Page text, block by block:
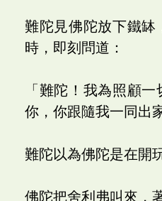
難陀見佛陀放下鐵缽
時，即刻問道：
「難陀！我為照顧
你，你跟隨我一同出
難陀以為佛陀是在開
佛陀把舍利弗叫來，